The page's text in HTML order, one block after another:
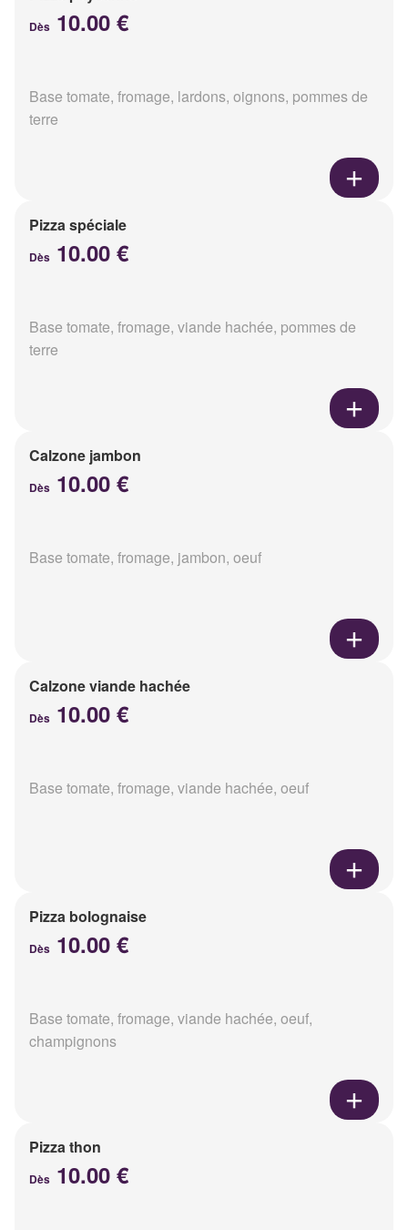
Dès 10.00 €
Base tomate, fromage, lardons, oignons, pommes de
terre
Pizza spéciale
Dès 10.00 €
Base tomate, fromage, viande hachée, pommes de
terre
Calzone jambon
Dès 10.00 €
Base tomate, fromage, jambon, oeuf
Calzone viande hachée
Dès 10.00 €
Base tomate, fromage, viande hachée, oeuf
Pizza bolognaise
Dès 10.00 €
Base tomate, fromage, viande hachée, oeuf,
champignons
Pizza thon
Dès 10.00 €